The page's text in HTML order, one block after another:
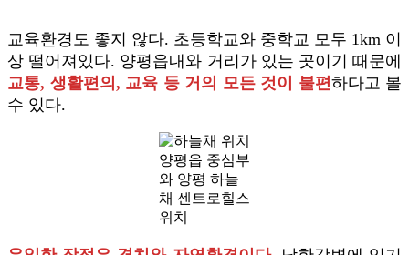
교육환경도 좋지 않다. 초등학교와 중학교 모두 1km 이
상 떨어져있다. 양평읍내와 거리가 있는 곳이기 때문에
교통, 생활편의, 교육 등 거의 모든 것이 불편 하다고 볼
수 있다.
양평읍 중심부
와 양평 하늘
채 센트로힐스
위치